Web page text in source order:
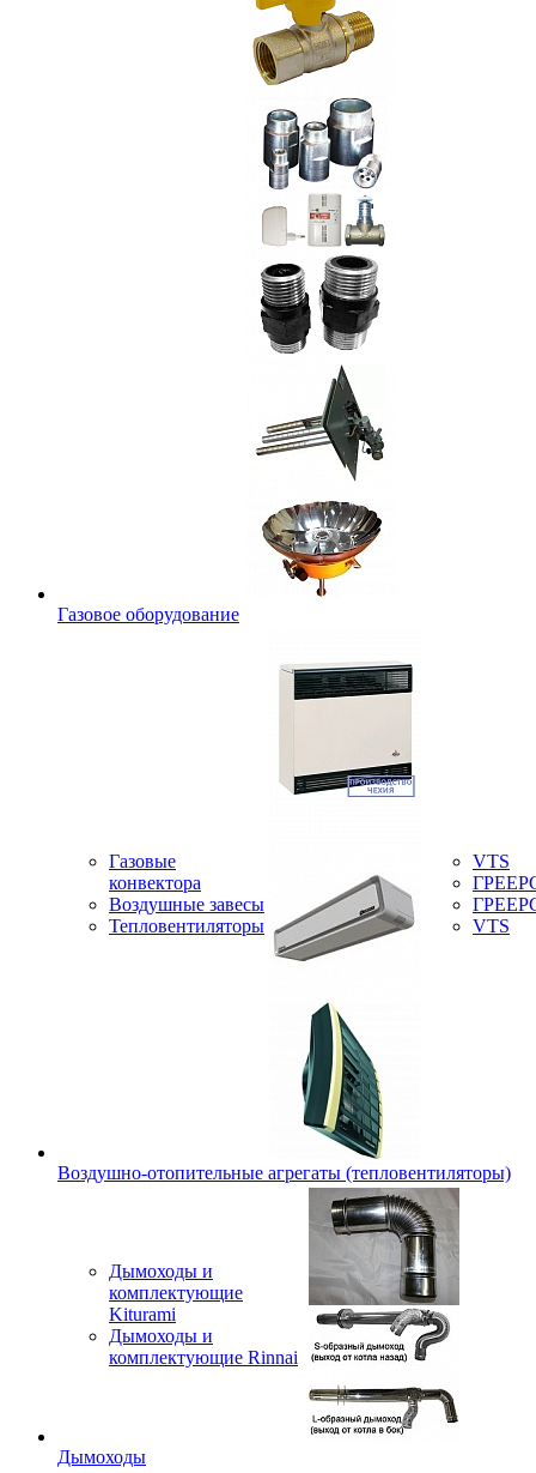
Газовое оборудование
Газовые
конвектора
Воздушные завесы
Тепловентиляторы
VTS
VTS
Воздушно-отопительные агрегаты (тепловентиляторы)
Дымоходы и
комплектующие
Kiturami
Дымоходы и
комплектующие Rinnai
Дымоходы